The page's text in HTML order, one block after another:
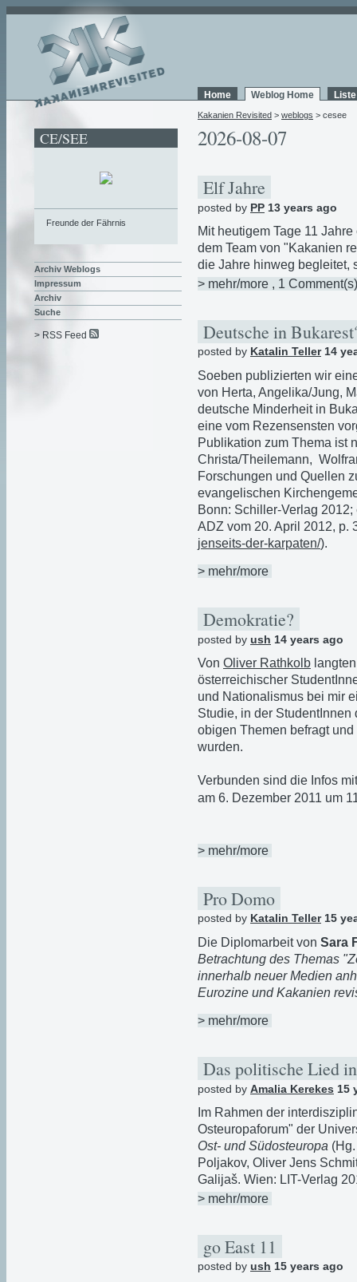
Home Weblog Home
Kakanien Revisited > weblogs > cesee
2026-08-07
Elf Jahre
posted by PP 13 years ago
Mit heutigem Tage 11
dem Team von "Kakanien
die Jahre hinweg begleitet,
> mehr/more , 1 Comment(s)
Deutsche in
posted by Katalin Teller14
Soeben publizierten wir
von Herta, Angelika/Jung,
deutsche Minderheit in
eine vom Rezensensten
Publikation zum Thema ist
Christa/Theilemann,
Forschungen und Quellen
evangelischen
Bonn: Schiller-Verlag
ADZ vom 20. April 2012, p.
jenseits-der-karpaten/).
> mehr/more
Demokratie?
posted by ush 14 years ago
Von Oliver Rathkolb
österreichischer
und Nationalismus bei mir
Studie, in der
obigen Themen befragt
wurden.
Verbunden sind die Infos
am 6. Dezember 2011 um
> mehr/more
Pro Domo
posted by Katalin Teller15
Die Diplomarbeit von Sara
Betrachtung des Themas
innerhalb neuer Medien
Eurozine und Kakanien
> mehr/more
Das politische Lied
posted by Amalia Kerekes 15
Im Rahmen der
Osteuropaforum" der
Ost- und Südosteuropa
Poljakov, Oliver Jens
Galijaš. Wien: LIT-Verlag
> mehr/more
go East 11
posted by ush 15 years ago
CE/SEE
Freunde der Fährnis
Archiv Weblogs
Impressum
Archiv
Suche
> RSS Feed